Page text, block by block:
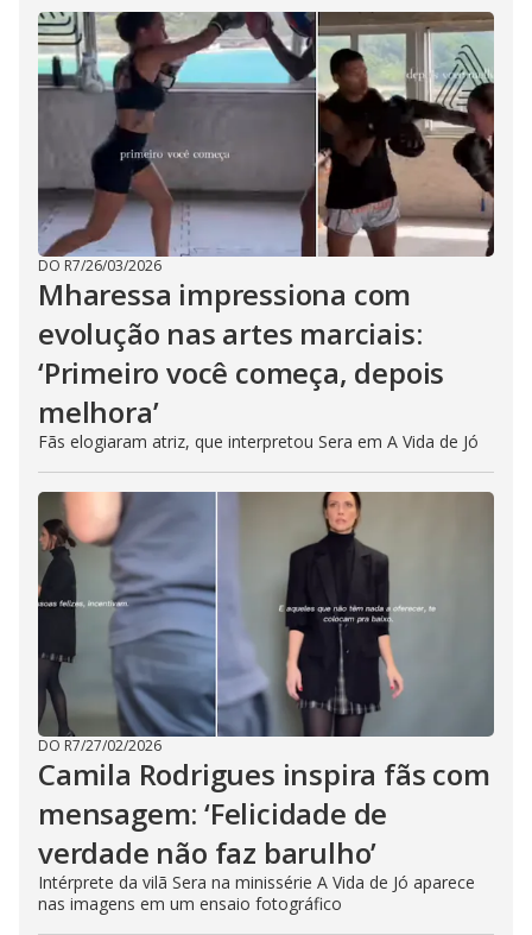
DO R7/26/03/2026
Mharessa impressiona com
evolução nas artes marciais:
‘Primeiro você começa, depois
melhora’
Fãs elogiaram atriz, que interpretou Sera em A Vida de Jó
DO R7/27/02/2026
Camila Rodrigues inspira fãs com
mensagem: ‘Felicidade de
verdade não faz barulho’
Intérprete da vilã Sera na minissérie A Vida de Jó aparece
nas imagens em um ensaio fotográfico